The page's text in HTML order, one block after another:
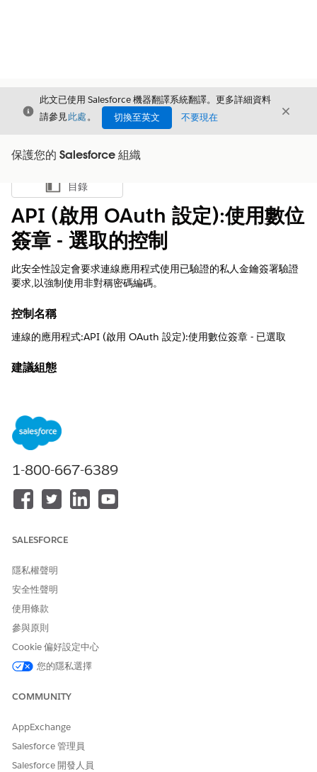
結束
此文已使用 Salesforce 機器翻譯系統翻譯。更多詳細資料
請參見此處。 切換至英文 不要現在 結束
保護您的 Salesforce 組織
顯示目錄
目錄
API (啟用 OAuth 設定):使用數位
簽章 - 選取的控制
此安全性設定會要求連線應用程式使用已驗證的私人金鑰簽署驗證
要求,以強制使用非對稱密碼編碼。
控制名稱
連線的應用程式:API (啟用 OAuth 設定):使用數位簽章 - 已選取
建議組態
控制概觀
此安全性設定會要求連線應用程式使用針對上載至 Salesforce 平台
密。
未設定安全性風險
授權的應用程式模擬,並可能略過標準認證安全性的漏洞。
威脅情況
惡意執行動作使用者會攔截或猜測用戶端密碼,並嘗試模擬信任的整
合,以執行管理 API 呼叫,而不需要唯一數位憑證提供的加密證明次
要層級。
估計 CVSS 分數範圍
無法強制執行數位簽章,可協助對組織資料層進行持續未經授權的存
取,因為靜態認證比短暫的已簽署判斷式更容易遭到破解和重複使
用。
1-800-667-6389
SALESFORCE
隱私權聲明
安全性聲明
使用條款
參與原則
Cookie 偏好設定中心
您的隱私選擇
COMMUNITY
AppExchange
Salesforce 管理員
Salesforce 開發人員